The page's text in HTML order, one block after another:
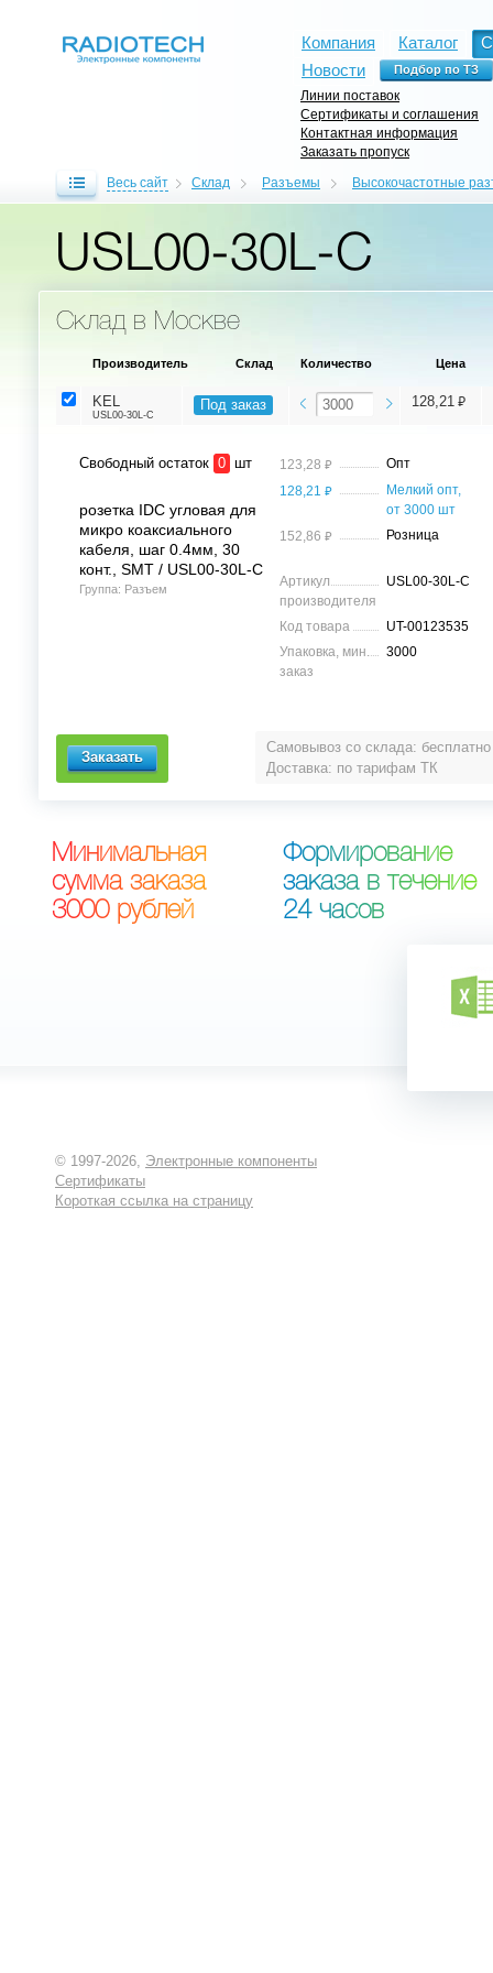
Компания Каталог
Новости
Линии поставок
Сертификаты и соглашения
Контактная информация
Заказать пропуск
Весь сайт Склад Разъемы Высокочастотные
USL00-30L-C
Склад в Москве
Самовывоз со склада: бесплатно
Доставка: по тарифам ТК
Производитель Склад Количество Цена
KEL
USL00-30L-C
Под заказ 128,21 ⃏
Свободный остаток 0 шт
розетка IDC угловая для
микро коаксиального
кабеля, шаг 0.4мм, 30
конт., SMT / USL00-30L-C
Группа: Разъем
123,28 ⃏
Опт
128,21 ⃏
Мелкий опт,
от 3000 шт
152,86 ⃏ Розница
Артикул
производителя
USL00-30L-C
Код товара
UT-00123535
Упаковка, мин.
заказ
3000
Минимальная
сумма заказа
3000 рублей
Формирование
заказа в течение
24 часов
© 1997-2026, Электронные компоненты
Сертификаты
Короткая ссылка на страницу